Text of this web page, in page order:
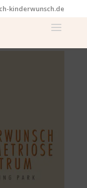
kinderwunsch.de